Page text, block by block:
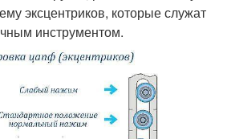
эксцентриков, которые служат
инструментом.